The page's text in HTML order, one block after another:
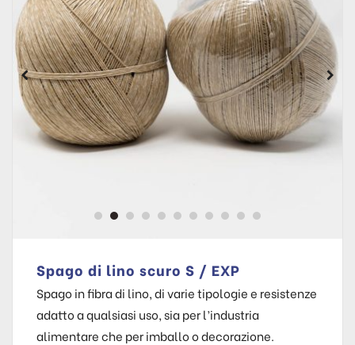
Spago di lino scuro S / EXP
Spago in fibra di lino, di varie tipologie e resistenze
adatto a qualsiasi uso, sia per l’industria
alimentare che per imballo o decorazione.